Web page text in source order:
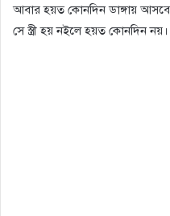
আবার হয়ত কোনদিন ডাঙ্গায়
সে স্ত্রী হয় নইলে হয়ত কোনদিন নয়।